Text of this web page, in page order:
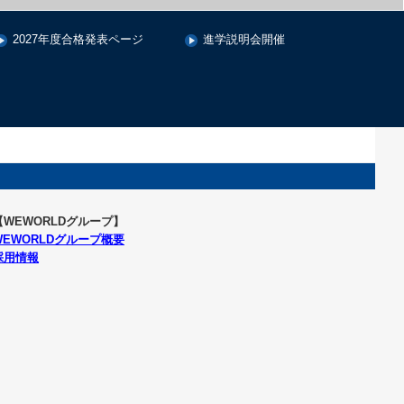
2027年度合格発表ページ 進学説明会開催
WEWORLDグループ】
グループ概要
用情報